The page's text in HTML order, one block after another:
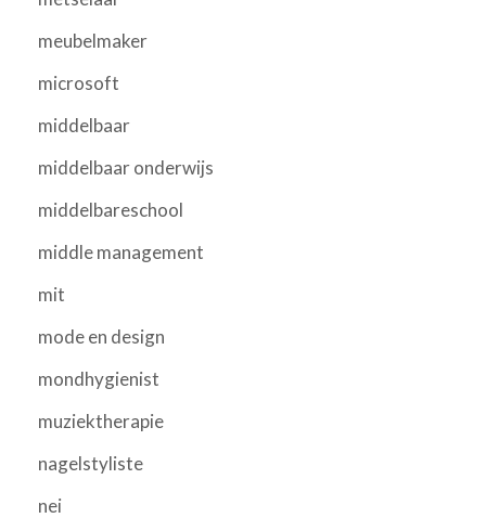
meubelmaker
microsoft
middelbaar
middelbaar onderwijs
middelbareschool
middle management
mit
mode en design
mondhygienist
muziektherapie
nagelstyliste
nei